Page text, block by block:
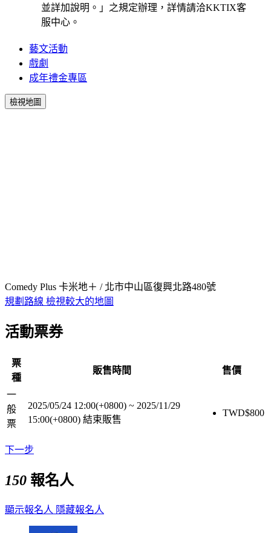
並詳加說明。」之規定辦理，詳情請洽KKTIX客
服中心。
藝文活動
戲劇
成年禮金專區
檢視地圖
Comedy Plus 卡米地＋ / 北市中山區復興北路480號
規劃路線 檢視較大的地圖
活動票券
票
種
販售時間 售價
一
般
票
2025/05/24 12:00(+0800) ~ 2025/11/29
15:00(+0800) 結束販售
TWD$800
下一步
150 報名人
顯示報名人 隱藏報名人